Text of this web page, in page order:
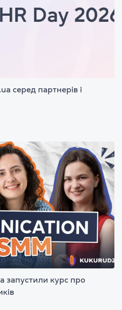
серед партнерів і
запустили курс про